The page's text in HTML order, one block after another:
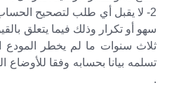
2- لا يقبل أي طلب لتصحيح
سهو أو تكرار وذلك فيما يتعلق
ثلاث سنوات ما لم يخطر المودع
تسلمه بيانا بحسابه وفقا للأوضاع
.